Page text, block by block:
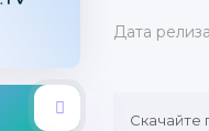
Дата
Скачайте